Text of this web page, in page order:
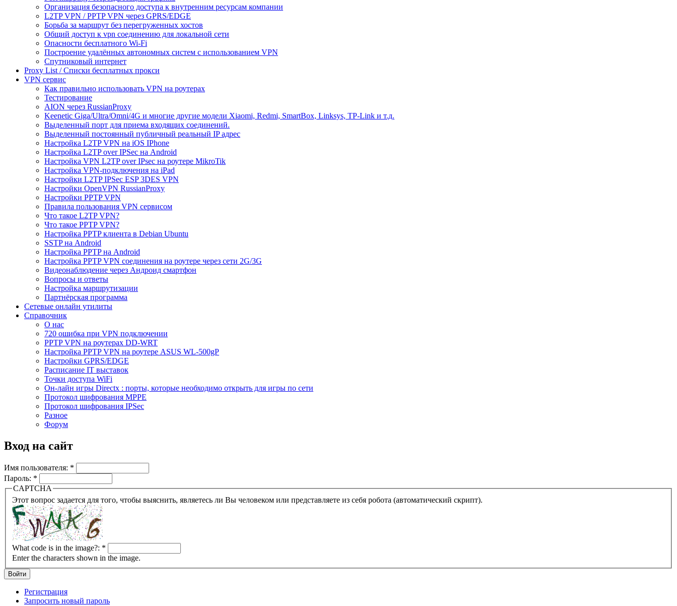
Организация безопасного доступа к внутренним ресурсам компании
L2TP VPN / PPTP VPN через GPRS/EDGE
Борьба за маршрут без перегруженных хостов
Общий доступ к vpn соединению для локальной сети
Опасности бесплатного Wi-Fi
Построение удалённых автономных систем с использованием VPN
Спутниковый интернет
Proxy List / Списки бесплатных прокси
VPN сервис
Как правильно использовать VPN на роутерах
Тестирование
AION через RussianProxy
Keenetic Giga/Ultra/Omni/4G и многие другие модели Xiaomi, Redmi, SmartBox, Linksys, TP-Link и т.д.
Выделенный порт для приема входящих соединений.
Выделенный постоянный публичный реальный IP адрес
Настройка L2TP VPN на iOS IPhone
Настройка L2TP over IPSec на Android
Настройка VPN L2TP over IPsec на роутере MikroTik
Настройка VPN-подключения на iPad
Настройки L2TP IPSec ESP 3DES VPN
Настройки OpenVPN RussianProxy
Настройки PPTP VPN
Правила пользования VPN сервисом
Что такое L2TP VPN?
Что такое PPTP VPN?
Настройка PPTP клиента в Debian Ubuntu
SSTP на Android
Настройка PPTP на Android
Настройка PPTP VPN соединения на роутере через сети 2G/3G
Видеонаблюдение через Андроид смартфон
Вопросы и ответы
Настройка маршрутизации
Партнёрская программа
Сетевые онлайн утилиты
Справочник
О нас
720 ошибка при VPN подключении
PPTP VPN на роутерах DD-WRT
Настройка PPTP VPN на роутере ASUS WL-500gP
Настройки GPRS/EDGE
Расписание IT выставок
Точки доступа WiFi
Он-лайн игры Directx : порты, которые необходимо открыть для игры по сети
Протокол шифрования MPPE
Протокол шифрования IPSec
Разное
Форум
Вход на сайт
Имя пользователя: *
Пароль: *
CAPTCHA
Этот вопрос задается для того, чтобы выяснить, являетесь ли Вы человеком или представляете из себя робота (автоматический скрипт).
What code is in the image?: *
Enter the characters shown in the image.
Регистрация
Запросить новый пароль